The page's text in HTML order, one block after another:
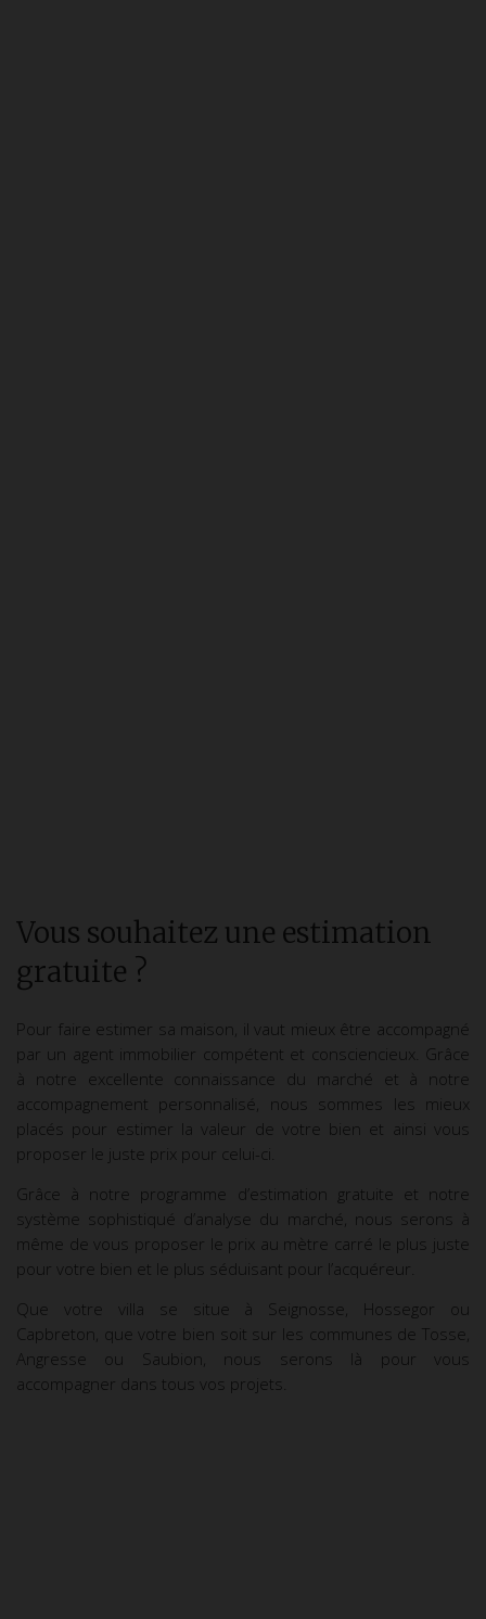
Vous souhaitez une estimation
gratuite ?
Pour faire estimer sa maison, il vaut mieux être accompagné
par un agent immobilier compétent et consciencieux. Grâce
à notre excellente connaissance du marché et à notre
accompagnement personnalisé, nous sommes les mieux
placés pour estimer la valeur de votre bien et ainsi vous
proposer le juste prix pour celui-ci.
Grâce à notre programme d’estimation gratuite et notre
système sophistiqué d’analyse du marché, nous serons à
même de vous proposer le prix au mètre carré le plus juste
pour votre bien et le plus séduisant pour l’acquéreur.
Que votre villa se situe à Seignosse, Hossegor ou
Capbreton, que votre bien soit sur les communes de Tosse,
Angresse ou Saubion, nous serons là pour vous
accompagner dans tous vos projets.